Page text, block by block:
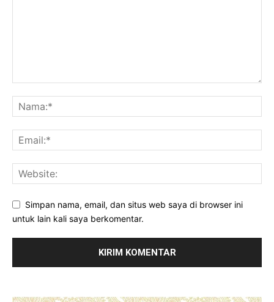
Simpan nama, email, dan situs web saya di browser ini
untuk lain kali saya berkomentar.